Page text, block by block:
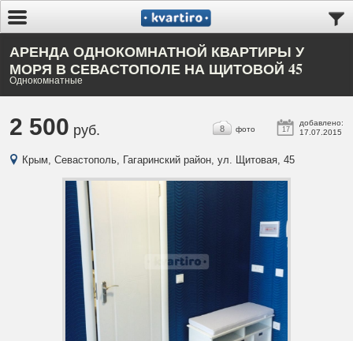
АРЕНДА ОДНОКОМНАТНОЙ КВАРТИРЫ У
МОРЯ В СЕВАСТОПОЛЕ НА ЩИТОВОЙ 45
Однокомнатные
2 500 руб. 17
добавлено:
17.07.2015
8 фото
Крым, Севастополь, Гагаринский район, ул. Щитовая, 45